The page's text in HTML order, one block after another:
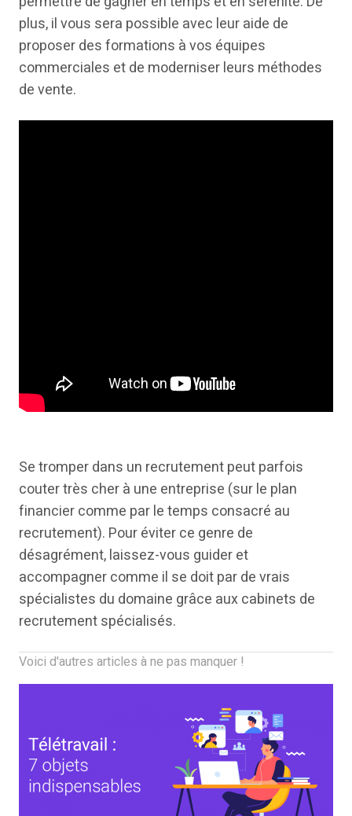
plus, il vous sera possible avec leur aide de
proposer des formations à vos équipes
commerciales et de moderniser leurs méthodes
de vente.
Se tromper dans un recrutement peut parfois
couter très cher à une entreprise (sur le plan
financier comme par le temps consacré au
recrutement). Pour éviter ce genre de
désagrément, laissez-vous guider et
accompagner comme il se doit par de vrais
spécialistes du domaine grâce aux cabinets de
recrutement spécialisés.
Voici d'autres articles à ne pas manquer !